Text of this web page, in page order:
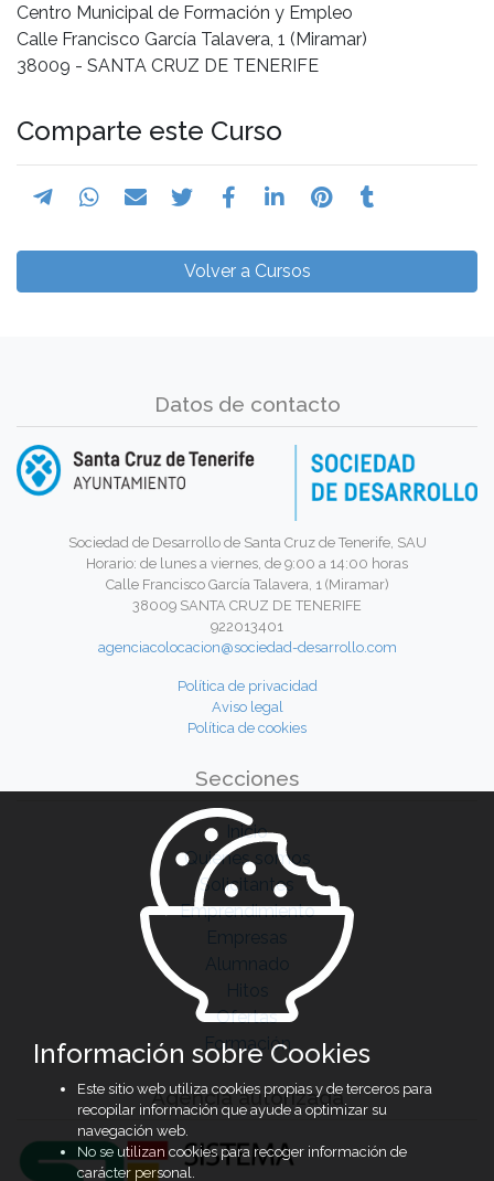
Centro Municipal de Formación y Empleo
Calle Francisco García Talavera, 1 (Miramar)
38009 - SANTA CRUZ DE TENERIFE
Comparte este Curso
Volver a Cursos
Datos de contacto
Sociedad de Desarrollo de Santa Cruz de Tenerife, SAU
Horario: de lunes a viernes, de 9:00 a 14:00 horas
Calle Francisco García Talavera, 1 (Miramar)
38009 SANTA CRUZ DE TENERIFE
922013401
agenciacolocacion@sociedad-desarrollo.com
Política de privacidad
Aviso legal
Política de cookies
Secciones
Inicio
Quiénes somos
Solicitantes
Emprendimiento
Empresas
Alumnado
Hitos
Ofertas
Formación
Agencia autorizada
Información sobre Cookies
Este sitio web utiliza cookies propias y de terceros para
recopilar información que ayude a optimizar su
navegación web.
No se utilizan cookies para recoger información de
carácter personal.